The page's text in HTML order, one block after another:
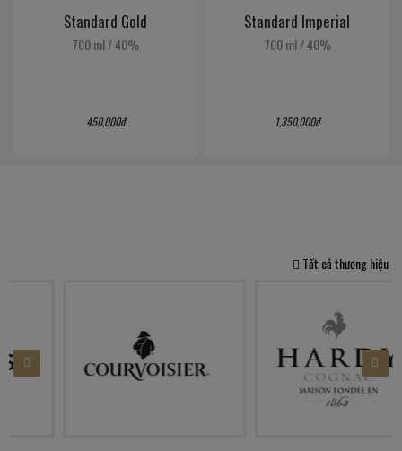
Standard Gold
700 ml/40%
450,000đ
Standard Imperial
700 ml/40%
1,350,000đ
Tất cả thương hiệu